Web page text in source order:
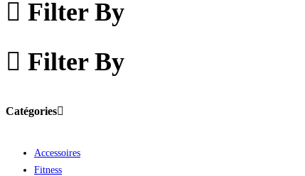
Filter By
Filter By
Catégories
Accessoires
Fitness